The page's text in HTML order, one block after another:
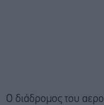
O διάδρομος του